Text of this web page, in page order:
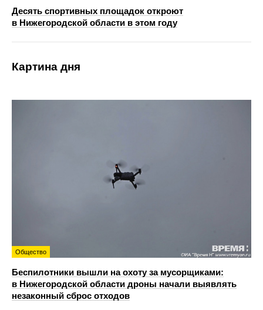
Десять спортивных площадок откроют
в Нижегородской области в этом году
Картина дня
Общество
Беспилотники вышли на охоту за мусорщиками:
в Нижегородской области дроны начали выявлять
незаконный сброс отходов